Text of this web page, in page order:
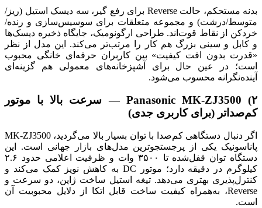
بدنه مستحکم، حالت Reverse برای رفع گیر، سه دیسک استیل (ریز/
متوسط/درشت) و مجموعه متعلقات برای سوسیس‌سازی و رنده/
خردکن از نقاط قوت‌اند. طراحی ارگونومیک، جایگاه ذخیره دیسک‌ها
و کابل و سینی بزرگ هم کار را مرتب‌تر می‌کند. این مدل از نظر
«قدرت بدون افت کیفیت» بین کاربران حرفه‌ای خانگی محبوب
است؛ در عین حال برای آشپزخانه‌های معمولی هم گزینه‌ای
آینده‌نگرانه محسوب می‌شود.
۲) Panasonic MK-ZJ3500 — سرعت بالا با موتور
کم‌صداتر (برای کاربری جدی)
اگر دنبال دستگاهی کم‌صدا با توان بسیار بالا می‌گردید، MK-ZJ3500
پاناسونیک یکی از پرجستجوترین مدل‌های بازار جهانی است. این
دستگاه توان قفل‌شده تا ۳۵۰۰ وات و ظرفیت اعلامی حدود ۲.۶
کیلوگرم در دقیقه دارد؛ موتور DC به کاهش نویز کمک می‌کند و
کنترل‌پذیری بهتری می‌دهد. تیغه استیل ساخت ژاپن، دو سرعت و
Reverse، به‌همراه کیفیت ساخت قابل اتکا از دلایل محبوبیت آن
است.